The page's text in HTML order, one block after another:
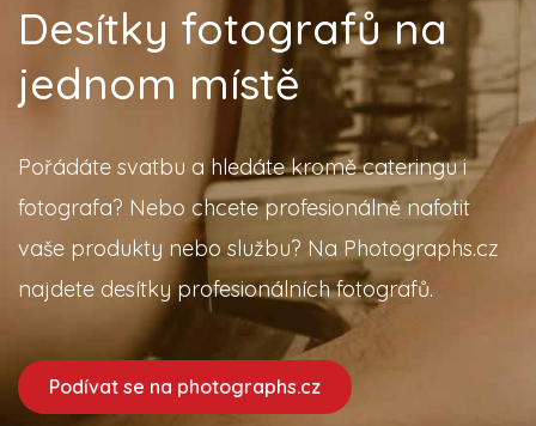
Desítky fotografů na
jednom místě
Pořádáte svatbu a hledáte kromě cateringu i
fotografa? Nebo chcete profesionálně nafotit
vaše produkty nebo službu? Na Photographs.cz
najdete desítky profesionálních fotografů.
Podívat se na photographs.cz